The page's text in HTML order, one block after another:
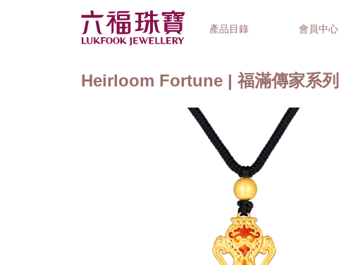
產品目錄 會員中心
精選禮品
Heirloom Fortune | 福滿傳家系列